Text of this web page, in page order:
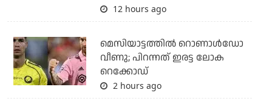
12 hours ago
മെസിയാട്ടത്തില്‍ റൊണാള്‍ഡോ
വീണു; പിറന്നത് ഇരട്ട ലോക
റെക്കോഡ്
2 hours ago